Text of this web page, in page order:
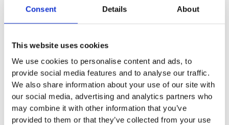
Consent Details About
This website uses cookies
We use cookies to personalise content and ads, to
provide social media features and to analyse our traffic.
We also share information about your use of our site with
our social media, advertising and analytics partners who
may combine it with other information that you’ve
provided to them or that they’ve collected from your use
9.7 x 6 m